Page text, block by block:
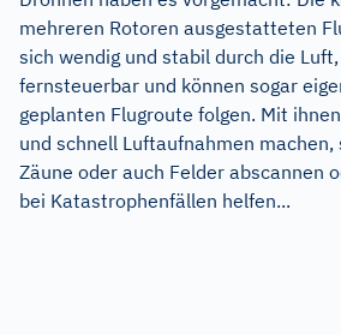
mehreren Rotoren ausgestatteten
sich wendig und stabil durch die
fernsteuerbar und können sogar
geplanten Flugroute folgen. Mit
und schnell Luftaufnahmen machen,
Zäune oder auch Felder abscannen
bei Katastrophenfällen helfen...